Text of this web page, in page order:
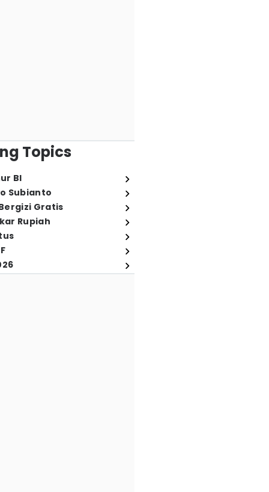
Topics
BI
Subianto
Gratis
Rupiah